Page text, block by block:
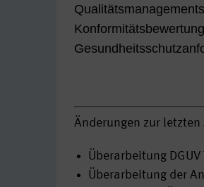
Änderungen zur letzten
Überarbeitung DGUV
Überarbeitung der